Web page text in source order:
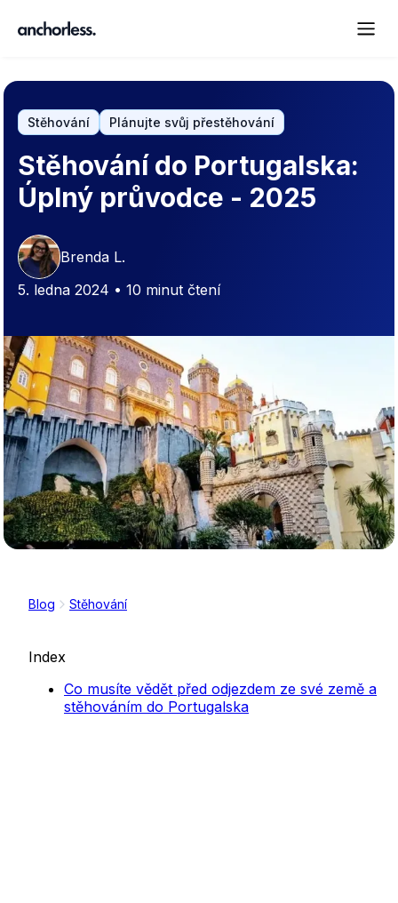
Stěhování Plánujte svůj přestěhování
Stěhování do Portugalska:
Úplný průvodce - 2025
Brenda L.
5. ledna 2024 • 10 minut čtení
Blog Stěhování
Index
Co musíte vědět před odjezdem ze své země a
stěhováním do Portugalska